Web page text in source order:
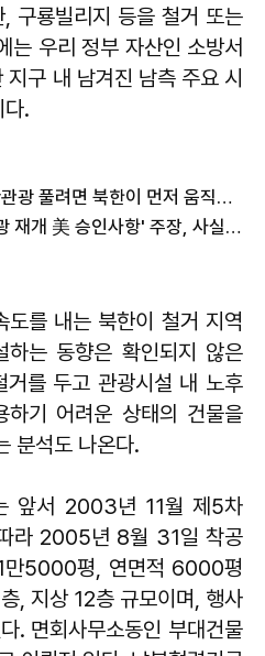
구룡빌리지 등을 철거 또는
는 우리 정부 자산인 소방서
구 내 남겨진 남측 주요 시
다.
통일부 "5·24조치, 금강산관광 풀려면 북한이 먼저 움직여야"
통일부 "북한의 '금강산관광 재개 美 승인사항' 주장, 사실 아니다"
를 내는 북한이 철거 지역
는 동향은 확인되지 않은
거를 두고 관광시설 내 노후
기 어려운 상태의 건물을
분석도 나온다.
앞서 2003년 11월 제5차
라 2005년 8월 31일 착공
만5000평, 연면적 6000평
, 지상 12층 규모이며, 행사
. 면회사무소동인 부대건물